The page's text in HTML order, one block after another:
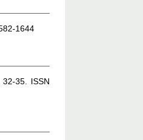
1644
35. ISSN